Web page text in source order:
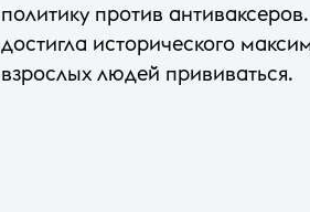
политику против
достигла исторического
взрослых людей прививаться.